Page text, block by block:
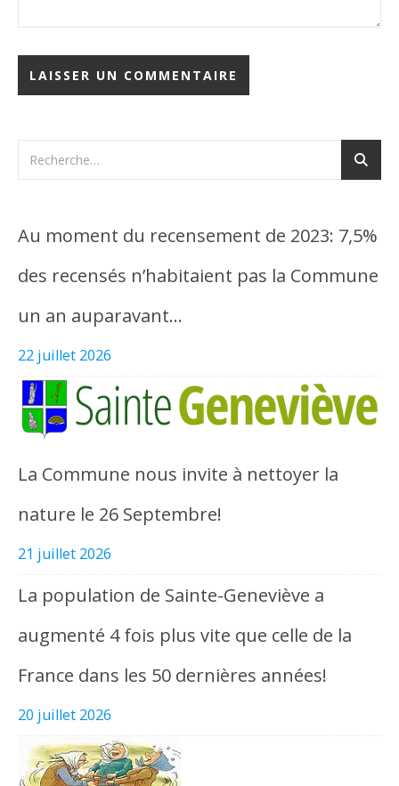
Au moment du recensement de 2023: 7,5%
des recensés n’habitaient pas la Commune
un an auparavant…
22 juillet 2026
La Commune nous invite à nettoyer la
nature le 26 Septembre!
21 juillet 2026
La population de Sainte-Geneviève a
augmenté 4 fois plus vite que celle de la
France dans les 50 dernières années!
20 juillet 2026